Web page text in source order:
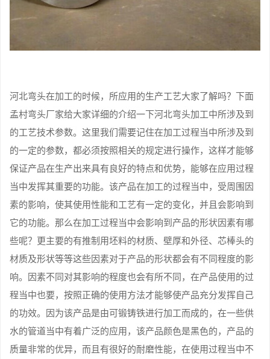
河北弯头在加工的时候，所应用的生产工艺大家了解吗？下面
孟村弯头厂家给大家详细的介绍一下河北弯头加工中所涉及到
的工艺技术参数。这里我们需要记住在加工过程当中所涉及到
的一定的参数，都必须按照相关的规定进行操作，这样才能够
保证产品在生产出来具有良好的特点和优势，能够在应用过程
当中发挥其重要的功能。该产品在加工的过程当中，受周围因
素的影响，使其使用性能和工艺有一定的变化，并且会影响到
它的功能。那么在加工过程当中会影响到产品的形状因素有哪
些呢？更主要的有推制用坯料的材质、壁厚和外径、芯棒头的
材质及形状等等这些因素对于产品的形状都会有不同程度的影
响。因素不同对其影响的程度也会有所不同，在产品使用的过
程当中也要，按照正确的使用方法才能够使产品充分发挥自己
的功效。因为该产品是由可锻铸铁进行加工而成的，在一些供
水的管道当中有着广泛的应用，该产品颜色是黑色的，产品的
质量非常的优异，而且有很好的耐磨性能，在使用过程当中不